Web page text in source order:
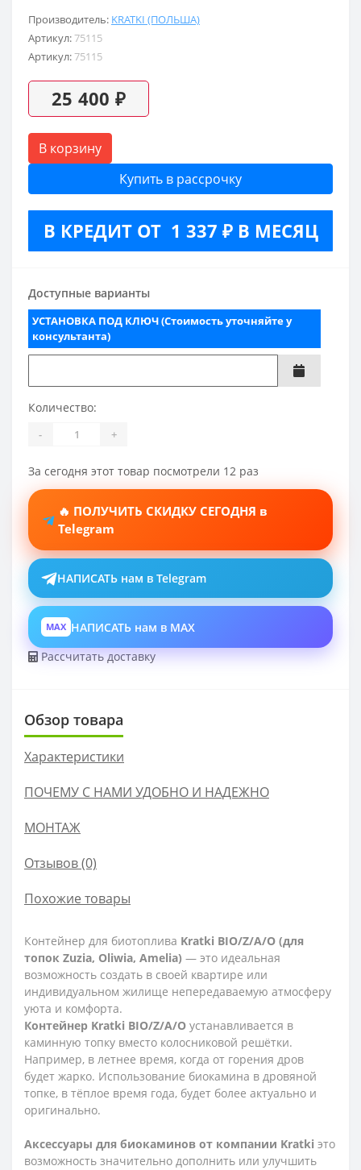
Производитель: KRATKI (ПОЛЬША)
Артикул:75115
Артикул:75115
25 400 ₽
В корзину
Купить в рассрочку
В КРЕДИТ ОТ 1 337 ₽ В МЕСЯЦ
Доступные варианты
УСТАНОВКА ПОД КЛЮЧ (Стоимость уточняйте у
консультанта)
Количество:
- +
За сегодня этот товар посмотрели 12 раз
🔥 ПОЛУЧИТЬ СКИДКУ СЕГОДНЯ в
Telegram
НАПИСАТЬ нам в Telegram
MAX НАПИСАТЬ нам в MAX
Рассчитать доставку
Обзор товара
Характеристики
ПОЧЕМУ С НАМИ УДОБНО И НАДЕЖНО
МОНТАЖ
Отзывов (0)
Похожие товары
Контейнер для биотоплива Kratki BIO/Z/A/O (для
топок Zuzia, Oliwia, Amelia) — это идеальная
возможность создать в своей квартире или
индивидуальном жилище непередаваемую атмосферу
уюта и комфорта.
Контейнер Kratki BIO/Z/A/O устанавливается в
каминную топку вместо колосниковой решётки.
Например, в летнее время, когда от горения дров
будет жарко. Использование биокамина в дровяной
топке, в тёплое время года, будет более актуально и
оригинально.
Аксессуары для биокаминов от компании Kratki это
возможность значительно дополнить или улучшить